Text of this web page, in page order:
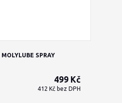
SPRAY
499 Kč
412 Kč bez DPH